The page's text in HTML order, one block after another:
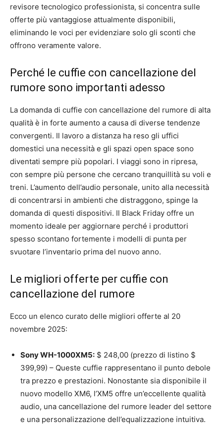
revisore tecnologico professionista, si concentra sulle
offerte più vantaggiose attualmente disponibili,
eliminando le voci per evidenziare solo gli sconti che
offrono veramente valore.
Perché le cuffie con cancellazione del
rumore sono importanti adesso
La domanda di cuffie con cancellazione del rumore di alta
qualità è in forte aumento a causa di diverse tendenze
convergenti. Il lavoro a distanza ha reso gli uffici
domestici una necessità e gli spazi open space sono
diventati sempre più popolari. I viaggi sono in ripresa,
con sempre più persone che cercano tranquillità su voli e
treni. L’aumento dell’audio personale, unito alla necessità
di concentrarsi in ambienti che distraggono, spinge la
domanda di questi dispositivi. Il Black Friday offre un
momento ideale per aggiornare perché i produttori
spesso scontano fortemente i modelli di punta per
svuotare l’inventario prima del nuovo anno.
Le migliori offerte per cuffie con
cancellazione del rumore
Ecco un elenco curato delle migliori offerte al 20
novembre 2025:
Sony WH-1000XM5: $ 248,00 (prezzo di listino $
399,99) – Queste cuffie rappresentano il punto debole
tra prezzo e prestazioni. Nonostante sia disponibile il
nuovo modello XM6, l’XM5 offre un’eccellente qualità
audio, una cancellazione del rumore leader del settore
e una personalizzazione dell’equalizzazione intuitiva.